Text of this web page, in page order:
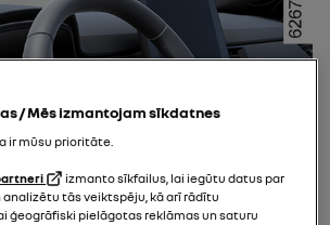
/ Mēs izmantojam sīkdatnes
ir mūsu prioritāte.
izmanto sīkfailus, lai iegūtu datus par
tās veiktspēju, kā arī rādītu
ģeogrāfiski pielāgotas reklāmas un saturu